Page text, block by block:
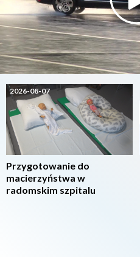
2026-08-07
Przygotowanie do
macierzyństwa w
radomskim szpitalu